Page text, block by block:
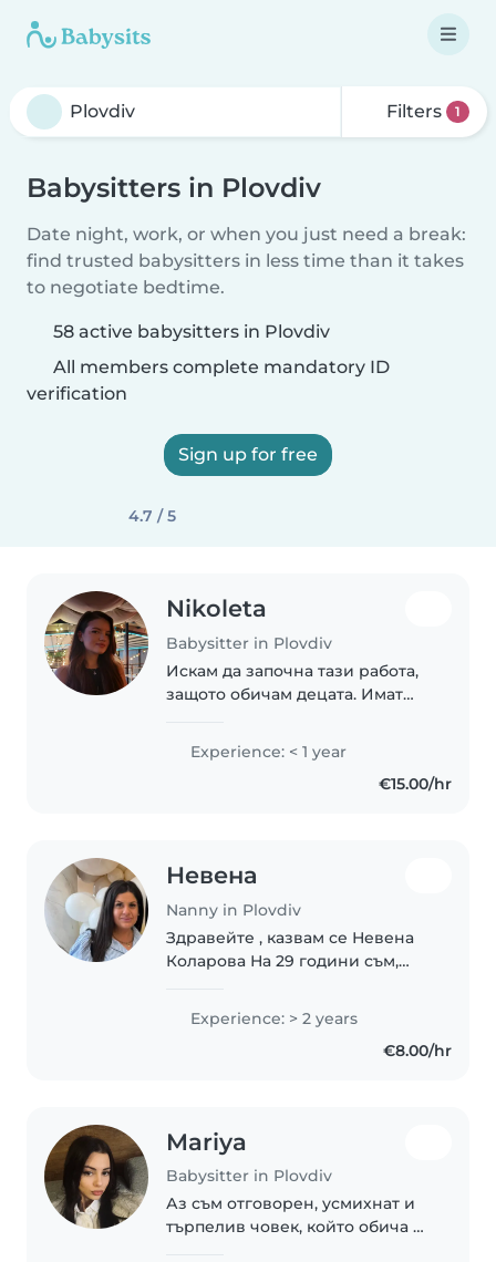
Filters 1
Babysitters in Plovdiv
Date night, work, or when you just need a break:
find trusted babysitters in less time than it takes
to negotiate bedtime.
58 active babysitters in Plovdiv
All members complete mandatory ID
verification
Sign up for free
4.7 / 5
Nikoleta
Babysitter in Plovdiv
Искам да започна тази работа,
защото обичам децата. Имат
игри за да се развиват
правилно.
Experience: < 1 year
€15.00/hr
Невена
Nanny in Plovdiv
Здравейте , казвам се Невена
Коларова На 29 години съм,
Завърших средното си
образувание в СОУ "МАКСИМ
Experience: > 2 years
€8.00/hr
Mariya
Babysitter in Plovdiv
Аз съм отговорен, усмихнат и
търпелив човек, който обича да